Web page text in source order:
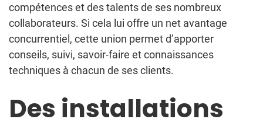
compétences et des talents de ses nombreux
collaborateurs. Si cela lui offre un net avantage
concurrentiel, cette union permet d’apporter
conseils, suivi, savoir-faire et connaissances
techniques à chacun de ses clients.
Des installations